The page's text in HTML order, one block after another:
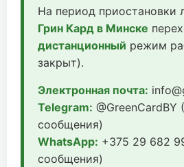
На период приостановки
Грин Кард в Минске
дистанционный режим
закрыт).
Электронная почта:
Telegram: @GreenCardBY
сообщения)
WhatsApp: +375 29 682
сообщения)